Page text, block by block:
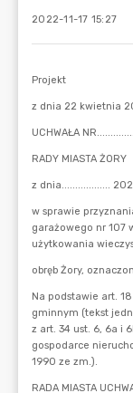
2022-11-17 15:27